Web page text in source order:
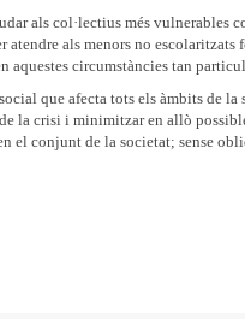
als col·lectius més vulnerables
atendre als menors no escolaritzats
circumstàncies tan
que afecta tots els àmbits de la
la crisi i minimitzar en allò
el conjunt de la societat; sense